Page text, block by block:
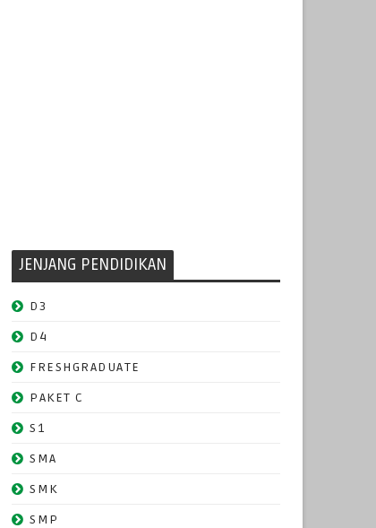
JENJANG PENDIDIKAN
D3
D4
FRESHGRADUATE
PAKET C
S1
SMA
SMK
SMP